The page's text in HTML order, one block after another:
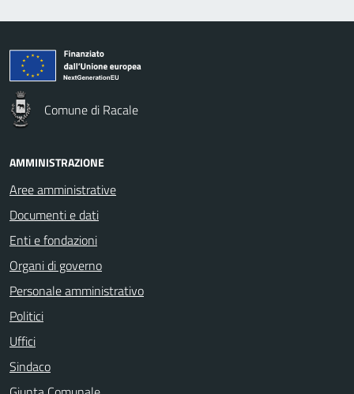
Comune di Racale
AMMINISTRAZIONE
Aree amministrative
Documenti e dati
Enti e fondazioni
Organi di governo
Personale amministrativo
Politici
Uffici
Sindaco